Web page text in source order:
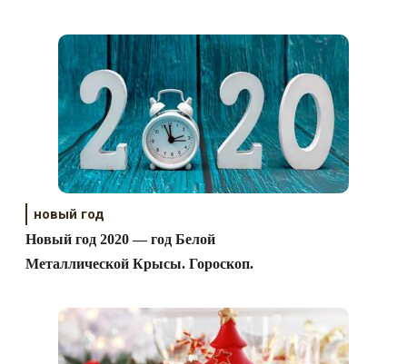
новый год
Новый год 2020 — год Белой
Металлической Крысы. Гороскоп.